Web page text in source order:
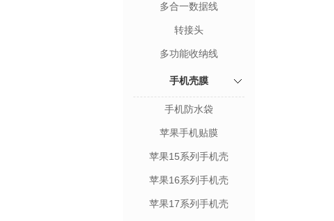
多合一数据线
转接头
多功能收纳线
手机壳膜
手机防水袋
苹果手机贴膜
苹果15系列手机壳
苹果16系列手机壳
苹果17系列手机壳